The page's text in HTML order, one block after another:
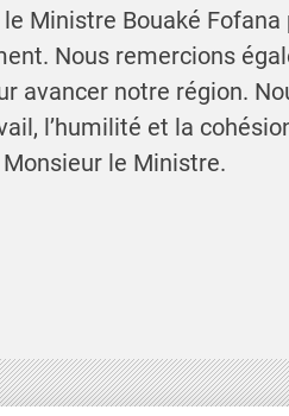
Ministre Bouaké Fofana
Nous remercions
avancer notre région.
l’humilité et la
le Ministre.